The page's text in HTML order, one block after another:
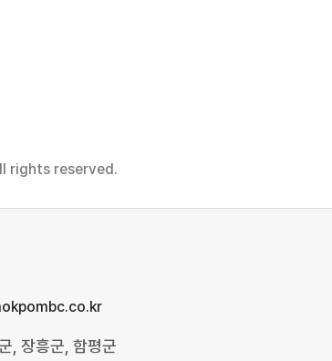
rights reserved.
, 장흥군, 함평군